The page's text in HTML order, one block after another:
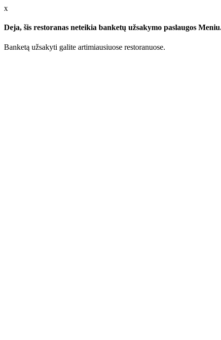
x
Deja, šis restoranas neteikia banketų užsakymo paslaugos
Banketą užsakyti galite artimiausiuose restoranuose.